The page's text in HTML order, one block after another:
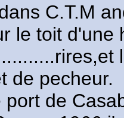
C.T.M
le toit d'une
de pecheur.
port de